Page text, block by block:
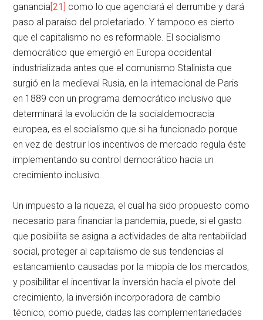
ganancia[21] como lo que agenciará el derrumbe y dará
paso al paraíso del proletariado. Y tampoco es cierto
que el capitalismo no es reformable. El socialismo
democrático que emergió en Europa occidental
industrializada antes que el comunismo Stalinista que
surgió en la medieval Rusia, en la internacional de Paris
en 1889 con un programa democrático inclusivo que
determinará la evolución de la socialdemocracia
europea, es el socialismo que si ha funcionado porque
en vez de destruir los incentivos de mercado regula éste
implementando su control democrático hacia un
crecimiento inclusivo.
Un impuesto a la riqueza, el cual ha sido propuesto como
necesario para financiar la pandemia, puede, si el gasto
que posibilita se asigna a actividades de alta rentabilidad
social, proteger al capitalismo de sus tendencias al
estancamiento causadas por la miopía de los mercados,
y posibilitar el incentivar la inversión hacia el pivote del
crecimiento, la inversión incorporadora de cambio
técnico; como puede, dadas las complementariedades